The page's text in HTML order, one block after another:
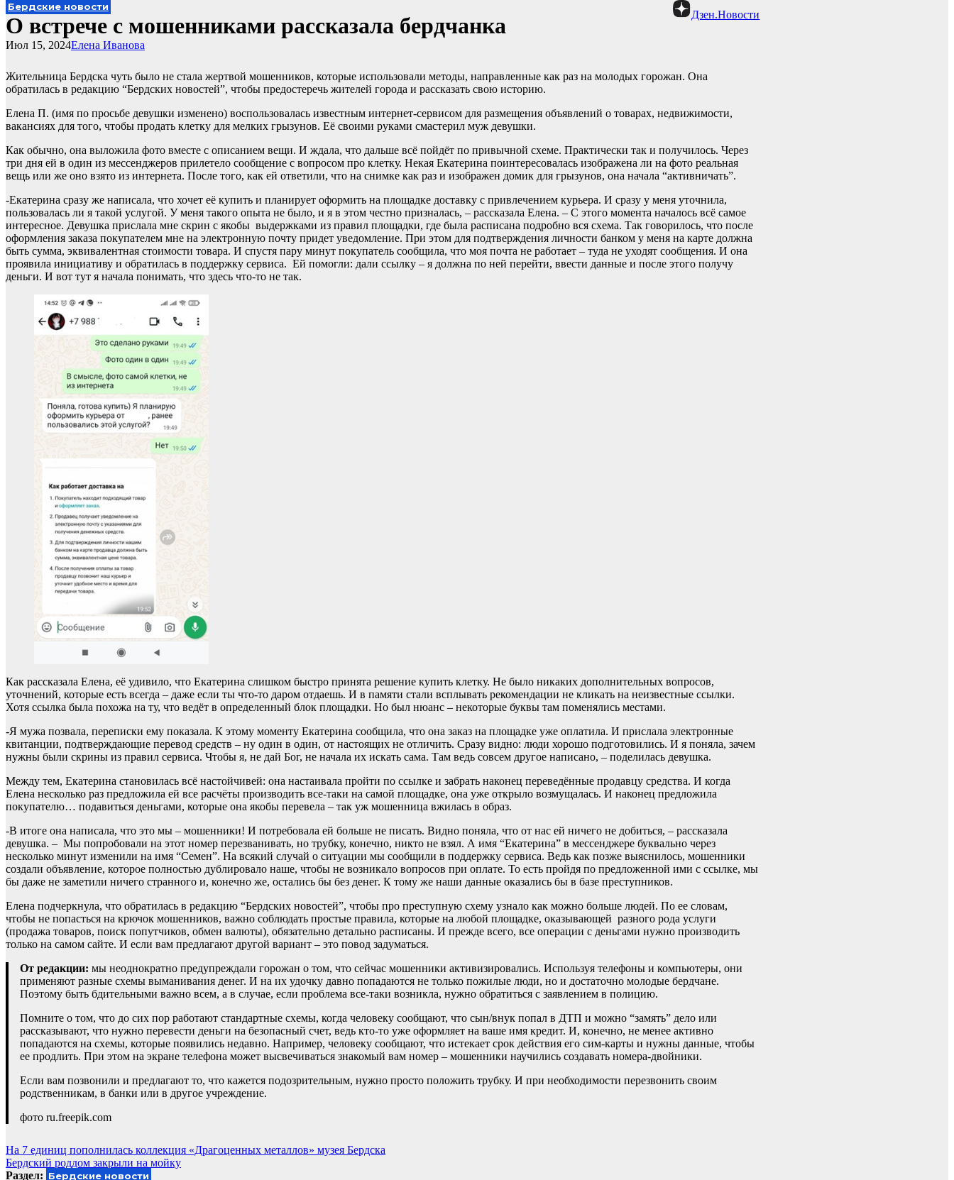
Дзен.Новости
Бердские новости
О встрече с мошенниками рассказала бердчанка
Елена Иванова
Июл 15, 2024
Жительница Бердска чуть было не стала жертвой мошенников, которые использовали методы, направленные как раз на молодых горожан. Она
обратилась в редакцию “Бердских новостей”, чтобы предостеречь жителей города и рассказать свою историю.
Елена П. (имя по просьбе девушки изменено) воспользовалась известным интернет-сервисом для размещения объявлений о товарах, недвижимости,
вакансиях для того, чтобы продать клетку для мелких грызунов. Её своими руками смастерил муж девушки.
Как обычно, она выложила фото вместе с описанием вещи. И ждала, что дальше всё пойдёт по привычной схеме. Практически так и получилось. Через
три дня ей в один из мессенджеров прилетело сообщение с вопросом про клетку. Некая Екатерина поинтересовалась изображена ли на фото реальная
вещь или же оно взято из интернета. После того, как ей ответили, что на снимке как раз и изображен домик для грызунов, она начала “активничать”.
-Екатерина сразу же написала, что хочет её купить и планирует оформить на площадке доставку с привлечением курьера. И сразу у меня уточнила,
пользовалась ли я такой услугой. У меня такого опыта не было, и я в этом честно призналась, – рассказала Елена. – С этого момента началось всё самое
интересное. Девушка прислала мне скрин с якобы выдержками из правил площадки, где была расписана подробно вся схема. Так говорилось, что после
оформления заказа покупателем мне на электронную почту придет уведомление. При этом для подтверждения личности банком у меня на карте должна
быть сумма, эквивалентная стоимости товара. И спустя пару минут покупатель сообщила, что моя почта не работает – туда не уходят сообщения. И она
проявила инициативу и обратилась в поддержку сервиса. Ей помогли: дали ссылку – я должна по ней перейти, ввести данные и после этого получу
деньги. И вот тут я начала понимать, что здесь что-то не так.
Как рассказала Елена, её удивило, что Екатерина слишком быстро принята решение купить клетку. Не было никаких дополнительных вопросов,
уточнений, которые есть всегда – даже если ты что-то даром отдаешь. И в памяти стали всплывать рекомендации не кликать на неизвестные ссылки.
Хотя ссылка была похожа на ту, что ведёт в определенный блок площадки. Но был нюанс – некоторые буквы там поменялись местами.
-Я мужа позвала, переписки ему показала. К этому моменту Екатерина сообщила, что она заказ на площадке уже оплатила. И прислала электронные
квитанции, подтверждающие перевод средств – ну один в один, от настоящих не отличить. Сразу видно: люди хорошо подготовились. И я поняла, зачем
нужны были скрины из правил сервиса. Чтобы я, не дай Бог, не начала их искать сама. Там ведь совсем другое написано, – поделилась девушка.
Между тем, Екатерина становилась всё настойчивей: она настаивала пройти по ссылке и забрать наконец переведённые продавцу средства. И когда
Елена несколько раз предложила ей все расчёты производить все-таки на самой площадке, она уже открыло возмущалась. И наконец предложила
покупателю… подавиться деньгами, которые она якобы перевела – так уж мошенница вжилась в образ.
-В итоге она написала, что это мы – мошенники! И потребовала ей больше не писать. Видно поняла, что от нас ей ничего не добиться, – рассказала
девушка. – Мы попробовали на этот номер перезванивать, но трубку, конечно, никто не взял. А имя “Екатерина” в мессенджере буквально через
несколько минут изменили на имя “Семен”. На всякий случай о ситуации мы сообщили в поддержку сервиса. Ведь как позже выяснилось, мошенники
создали объявление, которое полностью дублировало наше, чтобы не возникало вопросов при оплате. То есть пройдя по предложенной ими с ссылке, мы
бы даже не заметили ничего странного и, конечно же, остались бы без денег. К тому же наши данные оказались бы в базе преступников.
Елена подчеркнула, что обратилась в редакцию “Бердских новостей”, чтобы про преступную схему узнало как можно больше людей. По ее словам,
чтобы не попасться на крючок мошенников, важно соблюдать простые правила, которые на любой площадке, оказывающей разного рода услуги
(продажа товаров, поиск попутчиков, обмен валюты), обязательно детально расписаны. И прежде всего, все операции с деньгами нужно производить
только на самом сайте. И если вам предлагают другой вариант – это повод задуматься.
От редакции: мы неоднократно предупреждали горожан о том, что сейчас мошенники активизировались. Используя телефоны и компьютеры, они
применяют разные схемы выманивания денег. И на их удочку давно попадаются не только пожилые люди, но и достаточно молодые бердчане.
Поэтому быть бдительными важно всем, а в случае, если проблема все-таки возникла, нужно обратиться с заявлением в полицию.
Помните о том, что до сих пор работают стандартные схемы, когда человеку сообщают, что сын/внук попал в ДТП и можно “замять” дело или
рассказывают, что нужно перевести деньги на безопасный счет, ведь кто-то уже оформляет на ваше имя кредит. И, конечно, не менее активно
попадаются на схемы, которые появились недавно. Например, человеку сообщают, что истекает срок действия его сим-карты и нужны данные, чтобы
ее продлить. При этом на экране телефона может высвечиваться знакомый вам номер – мошенники научились создавать номера-двойники.
Если вам позвонили и предлагают то, что кажется подозрительным, нужно просто положить трубку. И при необходимости перезвонить своим
родственникам, в банки или в другое учреждение.
фото ru.freepik.com
Навигация
по
На 7 единиц пополнилась коллекция «Драгоценных металлов» музея Бердска
Бердский роддом закрыли на мойку
Раздел: Бердские новости